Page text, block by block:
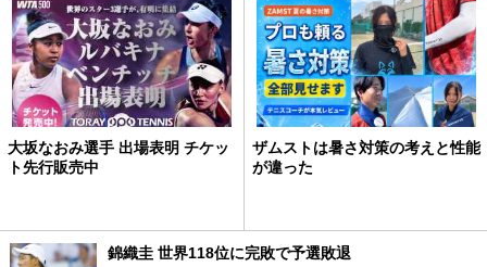
大坂なおみ選手 出場表明 チケッ
ト先行販売中
ザムストは暑さ対策の考えと性能
が違った
錦織圭 世界118位に完敗で予選敗退